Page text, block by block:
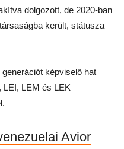
dolgozott, de 2020-ban
került, státusza
képviselő hat
LEI, LEM és LEK
Avior